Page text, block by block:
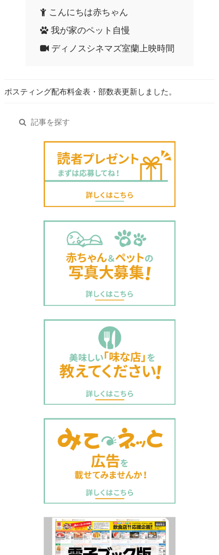
こんにちは赤ちゃん
我が家のペット自慢
ディノスシネマズ室蘭上映時間
ポスティング配布料金表・部数表更新しました。
記事を探す